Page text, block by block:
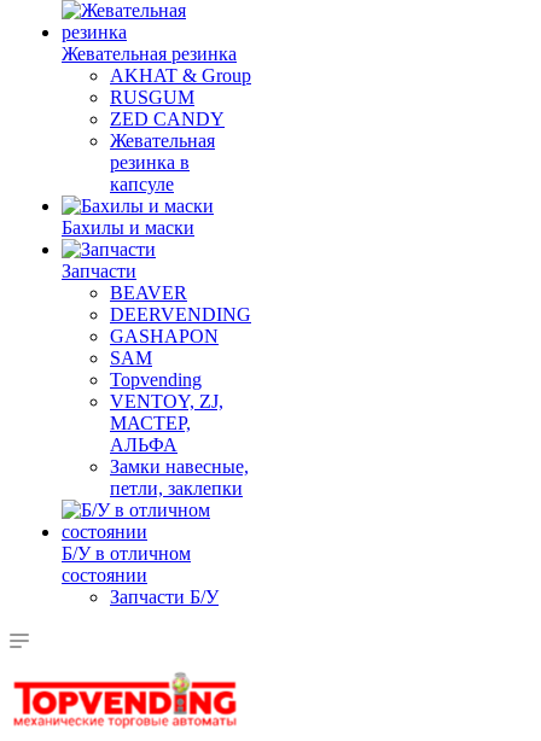
Жевательная резинка
AKHAT & Group
RUSGUM
ZED CANDY
Жевательная
резинка в
капсуле
Бахилы и маски
Запчасти
BEAVER
DEERVENDING
GASHAPON
SAM
Topvending
VENTOY, ZJ,
МАСТЕР,
АЛЬФА
Замки навесные,
петли, заклепки
Б/У в отличном
состоянии
Запчасти Б/У